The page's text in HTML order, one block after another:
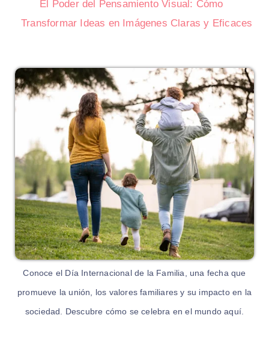
El Poder del Pensamiento Visual: Cómo
Transformar Ideas en Imágenes Claras y Eficaces
Conoce el Día Internacional de la Familia, una fecha que
promueve la unión, los valores familiares y su impacto en la
sociedad. Descubre cómo se celebra en el mundo aquí.